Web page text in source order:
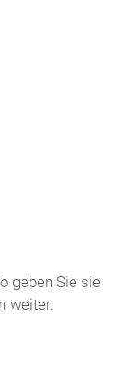
geben Sie sie
weiter.